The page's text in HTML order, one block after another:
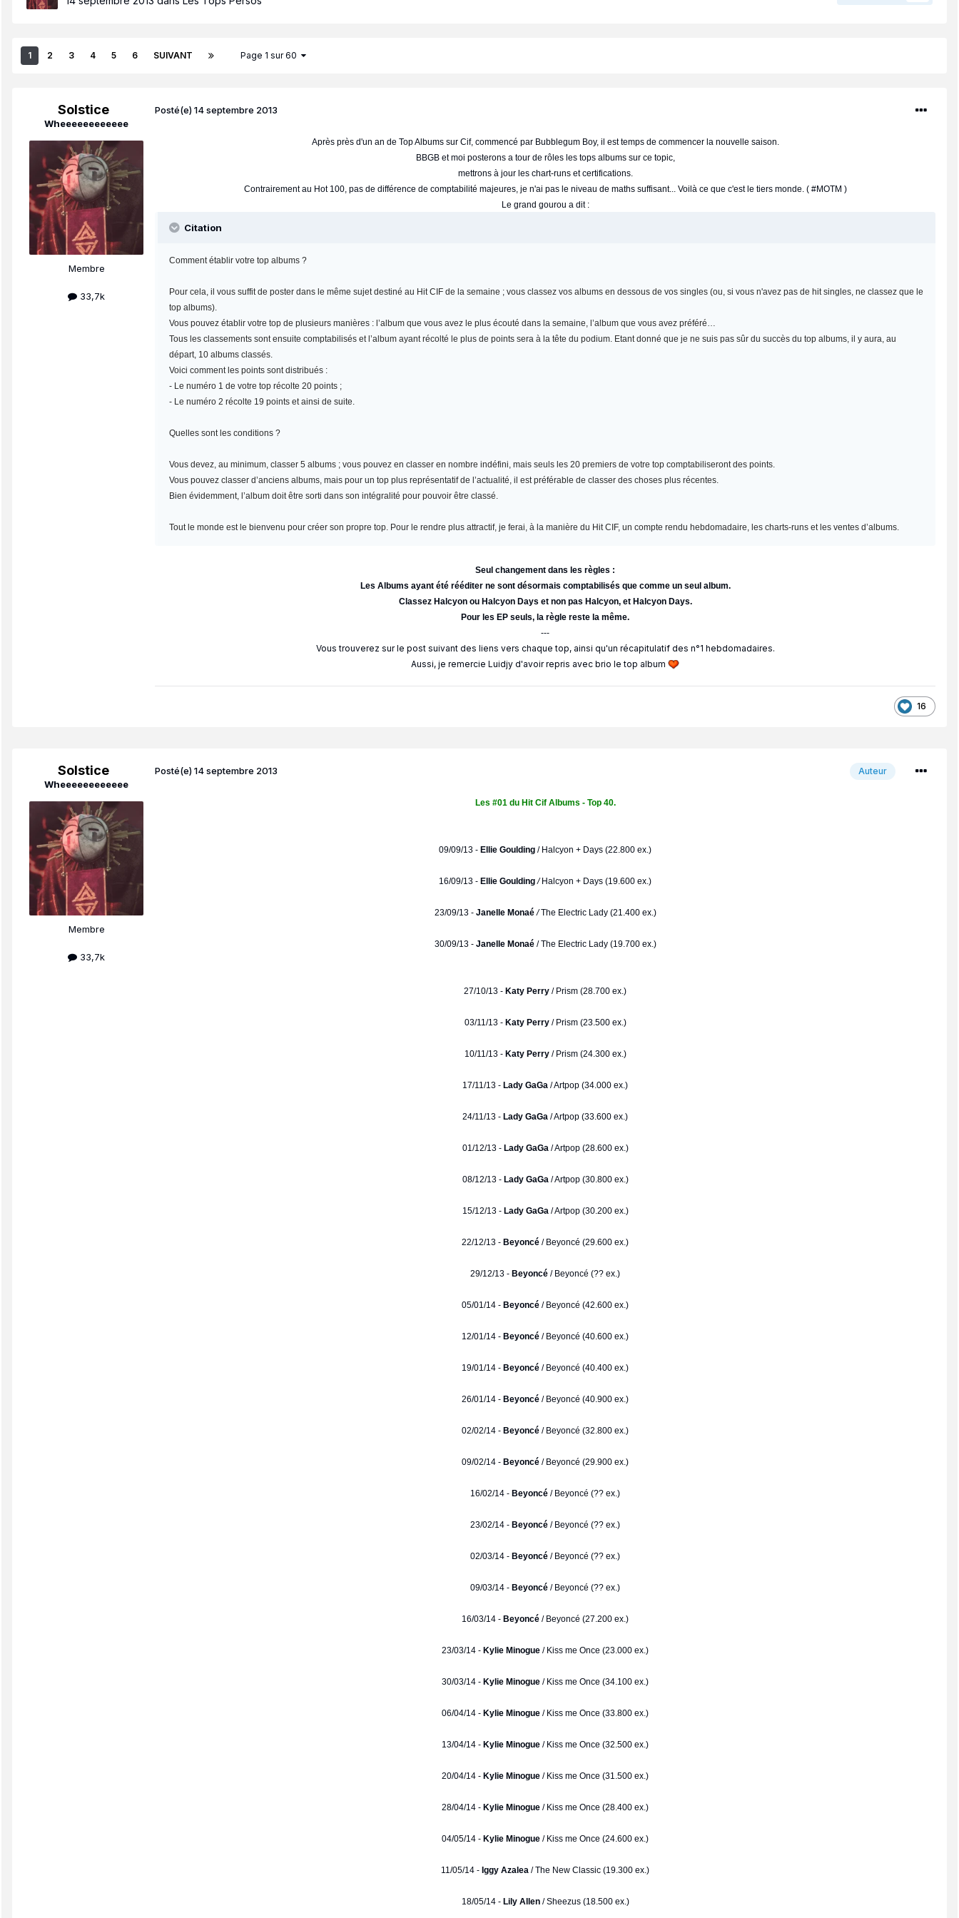
1 2 3 4 5 6 SUIVANT Page 1 sur 60
Solstice
Wheeeeeeeeeeee
Membre
33,7k
Posté(e)14 septembre 2013
Après près d'un an de Top Albums sur Cif, commencé par Bubblegum Boy, il est temps de commencer la nouvelle saison.
BBGB et moi posterons a tour de rôles les tops albums sur ce topic,
mettrons à jour les chart-runs et certifications.
Contrairement au Hot 100, pas de différence de comptabilité majeures, je n'ai pas le niveau de maths suffisant... Voilà ce que c'est le tiers monde. ( #MOTM )
Le grand gourou a dit :
Citation
Comment établir votre top albums ?
Pour cela, il vous suffit de poster dans le même sujet destiné au Hit CIF de la semaine ; vous classez vos albums en dessous de vos singles (ou, si vous n'avez pas de hit singles, ne classez que le
top albums).
Vous pouvez établir votre top de plusieurs manières : l’album que vous avez le plus écouté dans la semaine, l’album que vous avez préféré…
Tous les classements sont ensuite comptabilisés et l’album ayant récolté le plus de points sera à la tête du podium. Etant donné que je ne suis pas sûr du succès du top albums, il y aura, au
départ, 10 albums classés.
Voici comment les points sont distribués :
- Le numéro 1 de votre top récolte 20 points ;
- Le numéro 2 récolte 19 points et ainsi de suite.
Quelles sont les conditions ?
Vous devez, au minimum, classer 5 albums ; vous pouvez en classer en nombre indéfini, mais seuls les 20 premiers de votre top comptabiliseront des points.
Vous pouvez classer d’anciens albums, mais pour un top plus représentatif de l’actualité, il est préférable de classer des choses plus récentes.
Bien évidemment, l’album doit être sorti dans son intégralité pour pouvoir être classé.
Tout le monde est le bienvenu pour créer son propre top. Pour le rendre plus attractif, je ferai, à la manière du Hit CIF, un compte rendu hebdomadaire, les charts-runs et les ventes d’albums.
Seul changement dans les règles :
Les Albums ayant été rééditer ne sont désormais comptabilisés que comme un seul album.
Classez Halcyon ou Halcyon Days et non pas Halcyon, et Halcyon Days.
Pour les EP seuls, la règle reste la même.
---
Vous trouverez sur le post suivant des liens vers chaque top, ainsi qu'un récapitulatif des n°1 hebdomadaires.
Aussi, je remercie Luidjy d'avoir repris avec brio le top album
16
Solstice
Wheeeeeeeeeeee
Membre
33,7k
Auteur
Posté(e)14 septembre 2013
Les #01 du Hit Cif Albums - Top 40.
09/09/13 - Ellie Goulding / Halcyon + Days (22.800 ex.)
16/09/13 - Ellie Goulding /Halcyon + Days (19.600 ex.)
23/09/13 - Janelle Monaé /The Electric Lady (21.400 ex.)
30/09/13 - Janelle Monaé/ The Electric Lady (19.700 ex.)
27/10/13 - Katy Perry / Prism (28.700 ex.)
03/11/13 - Katy Perry/ Prism (23.500 ex.)
10/11/13 - Katy Perry/ Prism (24.300 ex.)
17/11/13 - Lady GaGa / Artpop (34.000 ex.)
24/11/13 - Lady GaGa / Artpop (33.600 ex.)
01/12/13 - Lady GaGa / Artpop (28.600 ex.)
08/12/13 - Lady GaGa / Artpop (30.800 ex.)
15/12/13 - Lady GaGa / Artpop (30.200 ex.)
22/12/13 - Beyoncé / Beyoncé (29.600 ex.)
29/12/13 - Beyoncé / Beyoncé (?? ex.)
05/01/14 - Beyoncé / Beyoncé (42.600 ex.)
12/01/14 - Beyoncé / Beyoncé (40.600 ex.)
19/01/14 - Beyoncé / Beyoncé (40.400 ex.)
26/01/14 - Beyoncé / Beyoncé (40.900 ex.)
02/02/14 - Beyoncé / Beyoncé (32.800 ex.)
09/02/14 - Beyoncé / Beyoncé (29.900 ex.)
16/02/14 - Beyoncé / Beyoncé (?? ex.)
23/02/14 - Beyoncé / Beyoncé (?? ex.)
02/03/14 - Beyoncé / Beyoncé (?? ex.)
09/03/14 - Beyoncé / Beyoncé (?? ex.)
16/03/14 - Beyoncé / Beyoncé (27.200 ex.)
23/03/14 - Kylie Minogue / Kiss me Once (23.000 ex.)
30/03/14 - Kylie Minogue / Kiss me Once (34.100 ex.)
06/04/14 - Kylie Minogue / Kiss me Once (33.800 ex.)
13/04/14 - Kylie Minogue / Kiss me Once (32.500 ex.)
20/04/14 - Kylie Minogue / Kiss me Once (31.500 ex.)
28/04/14 - Kylie Minogue / Kiss me Once (28.400 ex.)
04/05/14 - Kylie Minogue / Kiss me Once (24.600 ex.)
11/05/14 - Iggy Azalea / The New Classic (19.300 ex.)
18/05/14 - Lily Allen/ Sheezus (18.500 ex.)